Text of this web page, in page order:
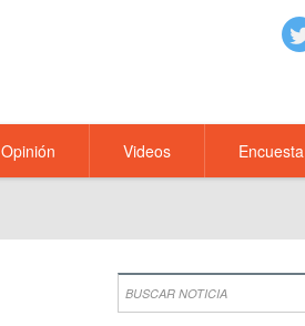
Opinión Videos Encuesta